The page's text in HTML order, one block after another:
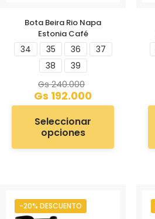
Bota Beira Rio Napa
Estonia Café
34 35 36
37
38
39
Gs240.000
Gs 192.000
Seleccionar
opciones
-20% DESCUENTO